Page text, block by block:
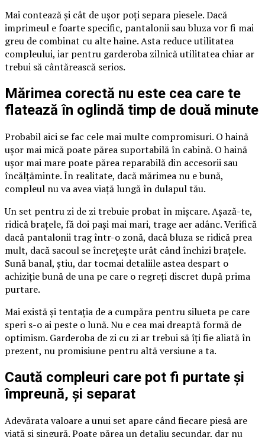
Mai contează și cât de ușor poți separa piesele. Dacă
imprimeul e foarte specific, pantalonii sau bluza vor fi mai
greu de combinat cu alte haine. Asta reduce utilitatea
compleului, iar pentru garderoba zilnică utilitatea chiar ar
trebui să cântărească serios.
Mărimea corectă nu este cea care te
flatează în oglindă timp de două minute
Probabil aici se fac cele mai multe compromisuri. O haină
ușor mai mică poate părea suportabilă în cabină. O haină
ușor mai mare poate părea reparabilă din accesorii sau
încălțăminte. În realitate, dacă mărimea nu e bună,
compleul nu va avea viață lungă în dulapul tău.
Un set pentru zi de zi trebuie probat în mișcare. Așază-te,
ridică brațele, fă doi pași mai mari, trage aer adânc. Verifică
dacă pantalonii trag într-o zonă, dacă bluza se ridică prea
mult, dacă sacoul se încrețește urât când închizi brațele.
Sună banal, știu, dar tocmai detaliile astea despart o
achiziție bună de una pe care o regreți discret după prima
purtare.
Mai există și tentația de a cumpăra pentru silueta pe care
speri s-o ai peste o lună. Nu e cea mai dreaptă formă de
optimism. Garderoba de zi cu zi ar trebui să îți fie aliată în
prezent, nu promisiune pentru altă versiune a ta.
Caută compleuri care pot fi purtate și
împreună, și separat
Adevărata valoare a unui set apare când fiecare piesă are
viață și singură. Poate părea un detaliu secundar, dar nu